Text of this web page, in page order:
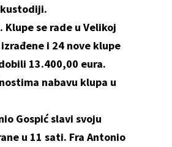
se rade u Velikoj
i 24 nove klupe
13.400,00 eura.
nabavu klupa u
Gospić slavi svoju
u 11 sati. Fra Antonio